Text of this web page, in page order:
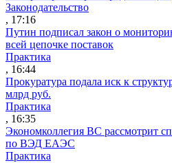
Законодательство
, 17:16
Путин подписал закон о
всей цепочке поставок
Практика
, 16:44
Прокуратура подала иск к
млрд руб.
Практика
, 16:35
Экономколлегия ВС рассмотрит
по ВЭД ЕАЭС
Практика